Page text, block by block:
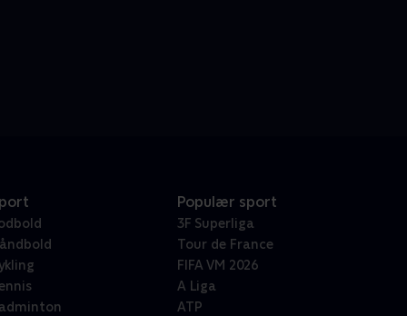
Populær sport
3F Superliga
Tour de France
FIFA VM 2026
A Liga
ATP